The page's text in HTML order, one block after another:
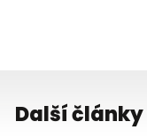
Další